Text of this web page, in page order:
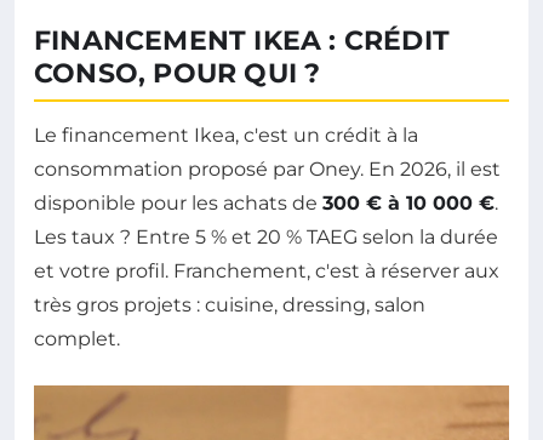
FINANCEMENT IKEA : CRÉDIT
CONSO, POUR QUI ?
Le financement Ikea, c'est un crédit à la
consommation proposé par Oney. En 2026, il est
disponible pour les achats de 300 € à 10 000 €.
Les taux ? Entre 5 % et 20 % TAEG selon la durée
et votre profil. Franchement, c'est à réserver aux
très gros projets : cuisine, dressing, salon
complet.